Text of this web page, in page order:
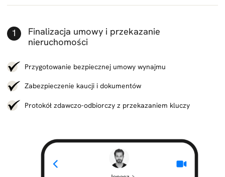
Finalizacja umowy i przekazanie
nieruchomości
Przygotowanie bezpiecznej umowy wynajmu
Zabezpieczenie kaucji i dokumentów
Protokół zdawczo-odbiorczy z przekazaniem kluczy